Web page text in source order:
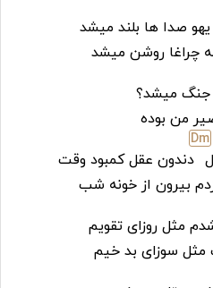
یهو صدا ها بلند میشد
چراغا روشن میشد
جنگ میشد؟
من بوده
Dm
دندون عقل کمبود وقت
بیرون از خونه شب
مثل روزای تقویم
مثل سوزای بد خیم